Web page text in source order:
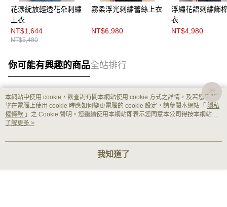
花漾綻放輕透花朵刺繡
上衣
NT$1,644
NT$5,480
霧柔浮光刺繡蕾絲上衣
NT$6,980
浮繡花語刺繡飾
衣
NT$4,980
你可能有興趣的商品全站排行
熱門標籤
本網站中使用 cookie，欲查詢有關本網站使用 cookie 方式之詳情，及若您不希
望在電腦上使用 cookie 時應如何變更電腦的 cookie 設定，請參閱本網站「 隱私
權條款 」之 Cookie 聲明。您繼續使用本網站即表示您同意本公司得按本網站使
用條款之 Cookie 聲明使用 cookie。
了解更多 >
我知道了